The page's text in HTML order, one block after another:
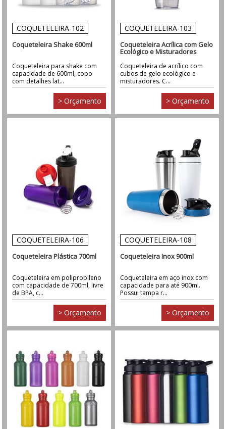
COQUETELEIRA-102
Coqueteleira Shake 600ml
Coqueteleira para shake com
capacidade de 600ml, copo
com detalhes lat...
> Orçamento
COQUETELEIRA-103
Coqueteleira Acrílica com Gelo
Ecológico e Misturadores
Coqueteleira de acrílico com
cubos de gelo ecológico e
misturadores. C...
> Orçamento
COQUETELEIRA-106
Coqueteleira Plástica 700ml
Coqueteleira em polipropileno
com capacidade de 700ml, livre
de BPA, c...
> Orçamento
COQUETELEIRA-108
Coqueteleira Inox 900ml
Coqueteleira em aço inox com
capacidade para até 900ml.
Possui tampa r...
> Orçamento